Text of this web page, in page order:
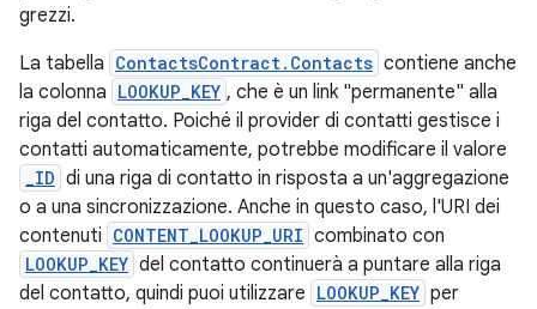
grezzi.
La tabella ContactsContract.Contacts contiene anche
la colonna LOOKUP_KEY , che è un link "permanente" alla
riga del contatto. Poiché il provider di contatti gestisce i
contatti automaticamente, potrebbe modificare il valore
_ID di una riga di contatto in risposta a un'aggregazione
o a una sincronizzazione. Anche in questo caso, l'URI dei
contenuti CONTENT_LOOKUP_URI combinato con
LOOKUP_KEY del contatto continuerà a puntare alla riga
del contatto, quindi puoi utilizzare LOOKUP_KEY per